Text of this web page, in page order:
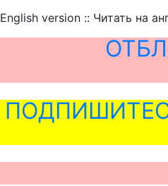
English version :: Читать на